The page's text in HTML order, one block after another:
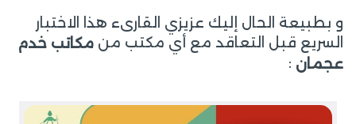
و بطبيعة الحال إليك عزيزي القارىء هذا الاختبار
السريع قبل التعاقد مع أي مكتب من مكاتب خدم
عجمان :